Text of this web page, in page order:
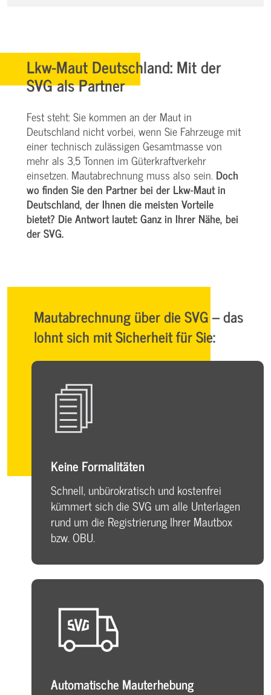
Lkw-Maut Deutschland: Mit der
SVG als Partner
Fest steht: Sie kommen an der Maut in
Deutschland nicht vorbei, wenn Sie Fahrzeuge mit
einer technisch zulässigen Gesamtmasse von
mehr als 3,5 Tonnen im Güterkraftverkehr
einsetzen. Mautabrechnung muss also sein. Doch
wo finden Sie den Partner bei der Lkw-Maut in
Deutschland, der Ihnen die meisten Vorteile
bietet? Die Antwort lautet: Ganz in Ihrer Nähe, bei
der SVG.
Mautabrechnung über die SVG – das
lohnt sich mit Sicherheit für Sie:
Keine Formalitäten
Schnell, unbürokratisch und kostenfrei
kümmert sich die SVG um alle Unterlagen
rund um die Registrierung Ihrer Mautbox
bzw. OBU.
Automatische Mauterhebung